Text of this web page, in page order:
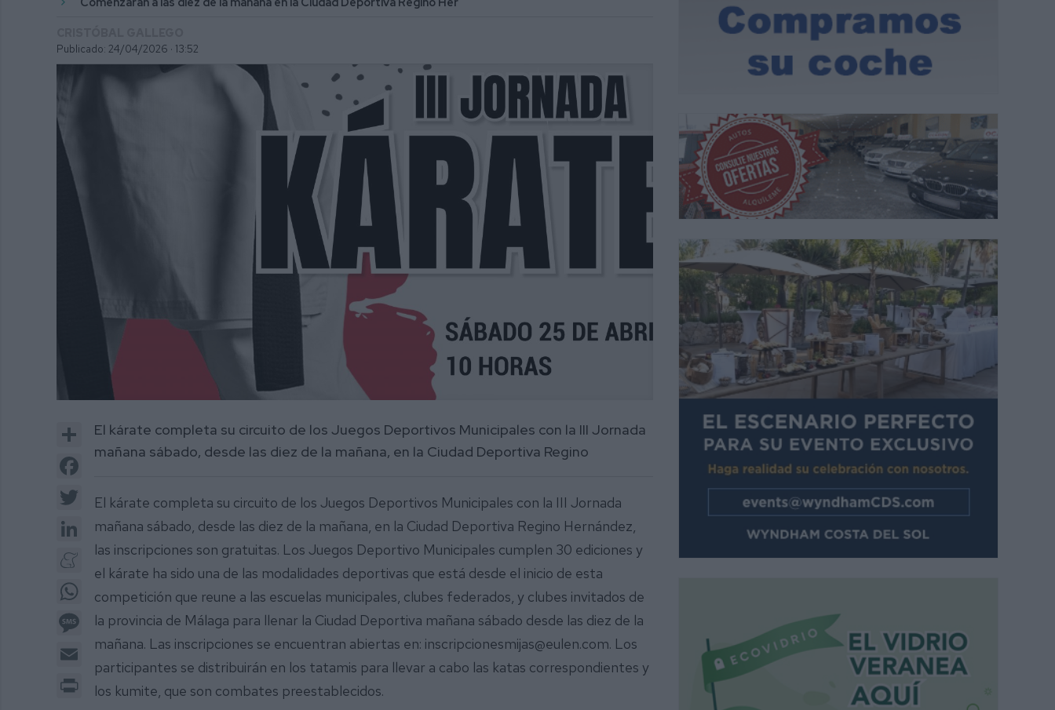
Publicado: 24/04/2026 · 13:52
Share
Facebook
LinkedIn
Meneame
Message
Email
Print
El kárate completa su circuito de los Juegos Deportivos Municipales con la III Jornada
mañana sábado, desde las diez de la mañana, en la Ciudad Deportiva Regino
El kárate completa su circuito de los Juegos Deportivos Municipales con la III Jornada
mañana sábado, desde las diez de la mañana, en la Ciudad Deportiva Regino Hernández,
las inscripciones son gratuitas. Los Juegos Deportivo Municipales cumplen 30 ediciones y
el kárate ha sido una de las modalidades deportivas que está desde el inicio de esta
competición que reune a las escuelas municipales, clubes federados, y clubes invitados de
la provincia de Málaga para llenar la Ciudad Deportiva mañana sábado desde las diez de la
mañana. Las inscripciones se encuentran abiertas en: inscripcionesmijas@eulen.com. Los
participantes se distribuirán en los tatamis para llevar a cabo las katas correspondientes y
los kumite, que son combates preestablecidos.